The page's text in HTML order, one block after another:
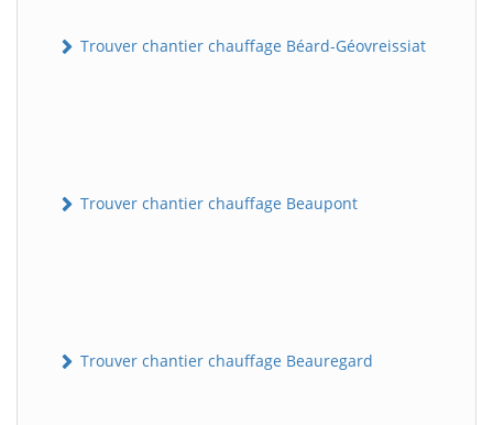
Trouver chantier chauffage Béard-Géovreissiat
Trouver chantier chauffage Beaupont
Trouver chantier chauffage Beauregard